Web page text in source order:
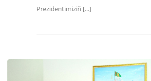
Prezidentimiziň [...]